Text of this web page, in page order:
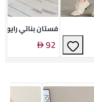
فستان بناتي
92